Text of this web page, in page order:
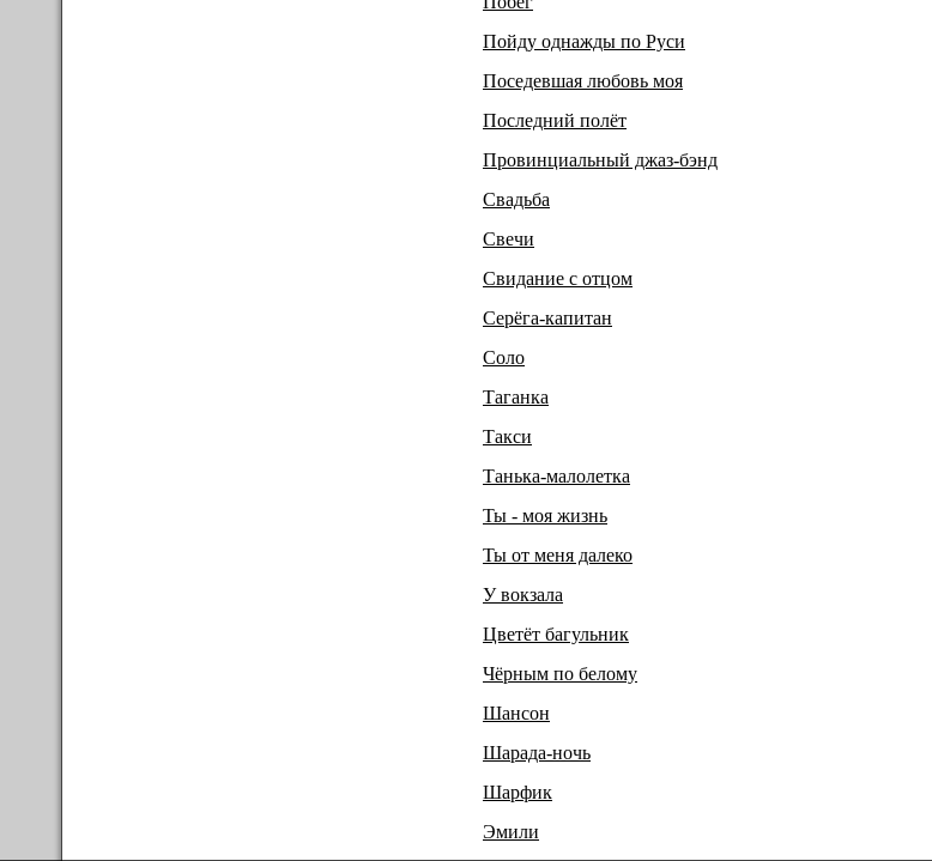
Пойду однажды по Руси
Поседевшая любовь моя
Последний полёт
Провинциальный джаз-бэнд
Свадьба
Свечи
Свидание с отцом
Серёга-капитан
Соло
Таганка
Такси
Танька-малолетка
Ты - моя жизнь
Ты от меня далеко
У вокзала
Цветёт багульник
Чёрным по белому
Шансон
Шарада-ночь
Шарфик
Эмили